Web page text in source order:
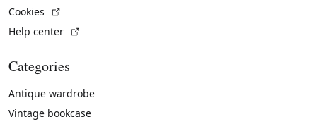
Cookies
Help center
Categories
Antique wardrobe
Vintage bookcase